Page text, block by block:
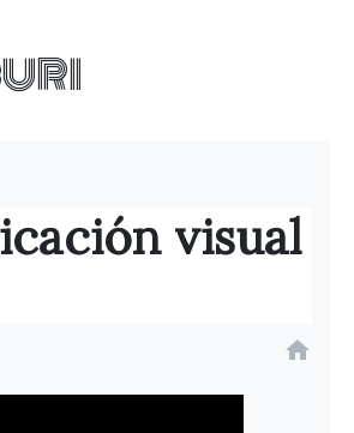
visual
home